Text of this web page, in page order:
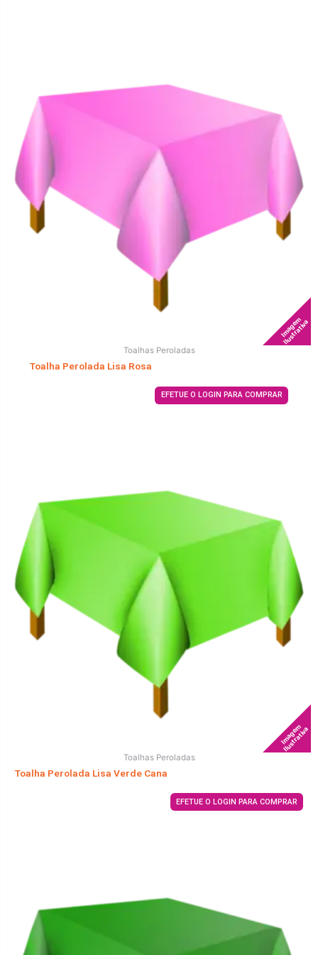
Imagem
Ilustrativa
Toalhas Peroladas
Toalha Perolada Lisa Rosa
EFETUE O LOGIN PARA COMPRAR
Imagem
Ilustrativa
Toalhas Peroladas
Toalha Perolada Lisa Verde Cana
EFETUE O LOGIN PARA COMPRAR